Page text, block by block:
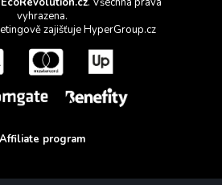
vyhrazena.
zajišťujeHyperGroup.cz
Affiliate program